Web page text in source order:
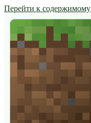
Перейти к содержимому